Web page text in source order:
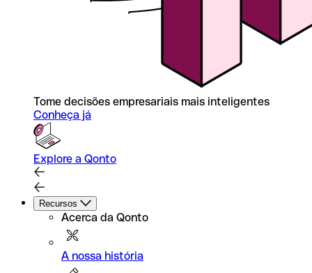
Tome decisões empresariais mais inteligentes
Conheça já
Explore a Qonto
Recursos
Acerca da Qonto
A nossa história